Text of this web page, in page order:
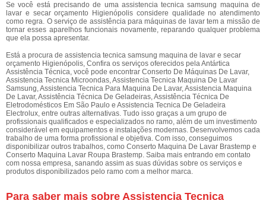
Se você está precisando de uma assistencia tecnica samsung maquina de
lavar e secar orçamento Higienópolis considere qualidade no atendimento
como regra. O serviço de assistência para máquinas de lavar tem a missão de
tornar esses aparelhos funcionais novamente, reparando qualquer problema
que ela possa apresentar.
Está a procura de assistencia tecnica samsung maquina de lavar e secar
orçamento Higienópolis, Confira os serviços oferecidos pela Antártica
Assistência Técnica, você pode encontrar Conserto De Máquinas De Lavar,
Assistencia Tecnica Microondas, Assistencia Tecnica Maquina De Lavar
Samsung, Assistencia Tecnica Para Maquina De Lavar, Assistencia Maquina
De Lavar, Assistência Técnica De Geladeiras, Assistência Técnica De
Eletrodomésticos Em São Paulo e Assistencia Tecnica De Geladeira
Electrolux, entre outras alternativas. Tudo isso graças a um grupo de
profissionais qualificados e especializados no ramo, além de um investimento
considerável em equipamentos e instalações modernas. Desenvolvemos cada
trabalho de uma forma profissional e objetiva. Com isso, conseguimos
disponibilizar outros trabalhos, como Conserto Maquina De Lavar Brastemp e
Conserto Maquina Lavar Roupa Brastemp. Saiba mais entrando em contato
com nossa empresa, sanando assim as suas dúvidas sobre os serviços e
produtos disponibilizados pelo ramo com a melhor marca.
Para saber mais sobre Assistencia Tecnica